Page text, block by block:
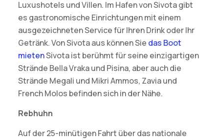
Luxushotels und Villen. Im Hafen von Sivota gibt
es gastronomische Einrichtungen mit einem
ausgezeichneten Service für Ihren Drink oder Ihr
Getränk. Von Sivota aus können Sie das Boot
mietenSivota ist berühmt für seine einzigartigen
Strände Bella Vraka und Pisina, aber auch die
Strände Megali und Mikri Ammos, Zavia und
French Molos befinden sich in der Nähe.
Rebhuhn
Auf der 25-minütigen Fahrt über das nationale